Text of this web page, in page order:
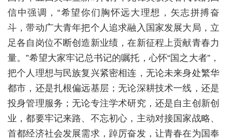
信中强调，“希望你们胸怀远大理想，矢志拼搏奋
斗，带动广大青年把个人追求融入国家发展大局，立
足各自岗位不断创造新业绩，在新征程上贡献青春力
量。”希望大家牢记总书记的嘱托，心怀“国之大者”，
把个人理想与民族复兴紧密相连，无论未来身处繁华
都市，还是扎根偏远基层；无论深耕技术一线，还是
投身管理服务；无论专注学术研究，还是自主创新创
业，都要牢记来路、不忘初心，主动对接国家战略、
首都经济社会发展需求，踔厉奋发，让青春在为国奉